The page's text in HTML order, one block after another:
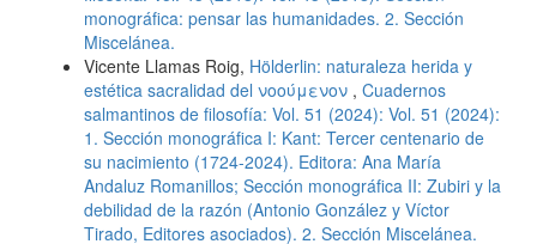
monográfica: pensar las humanidades. 2. Sección
Miscelánea.
Vicente Llamas Roig, Hölderlin: naturaleza herida y
estética sacralidad del νοούμενoν , Cuadernos
salmantinos de filosofía: Vol. 51 (2024): Vol. 51 (2024):
1. Sección monográfica I: Kant: Tercer centenario de
su nacimiento (1724-2024). Editora: Ana María
Andaluz Romanillos; Sección monográfica II: Zubiri y la
debilidad de la razón (Antonio González y Víctor
Tirado, Editores asociados). 2. Sección Miscelánea.